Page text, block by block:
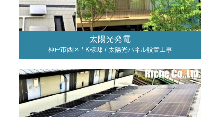
太陽光発電
神戸市西区 / K様邸 / 太陽光パネル設置工事